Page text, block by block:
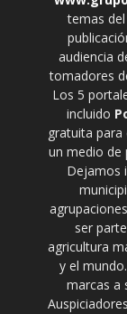
temas
audiencia
tomadores
Los 5
incluido
gratuita para
un medio de
Dejamos
ser
agricultura
y el
marcas a